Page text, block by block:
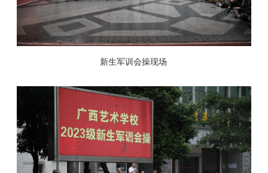
新生军训会操现场